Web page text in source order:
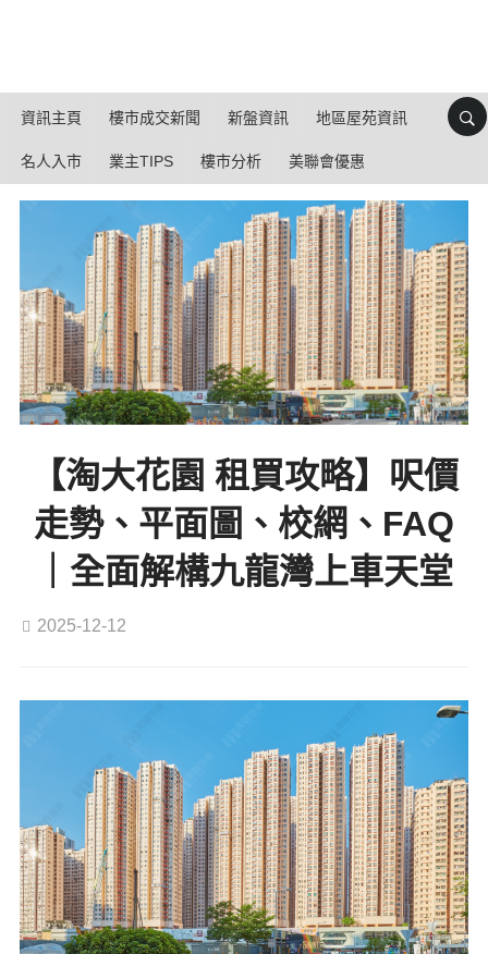
資訊主頁 樓市成交新聞 新盤資訊 地區屋苑資訊
名人入市 業主TIPS 樓市分析 美聯會優惠
【淘大花園 租買攻略】呎價
走勢、平面圖、校網、FAQ
｜全面解構九龍灣上車天堂
2025-12-12